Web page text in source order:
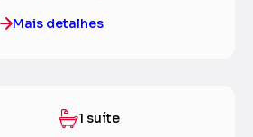
Mais detalhes
1 suíte